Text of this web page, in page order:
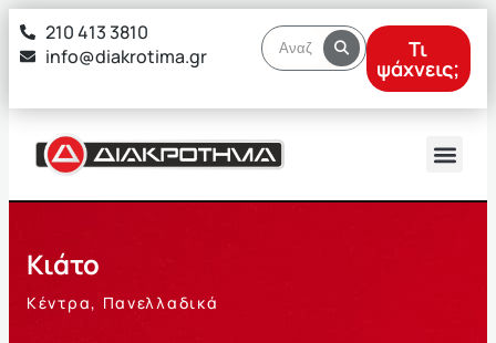
στο
περιεχόμενο
210 413 3810
info@diakrotima.gr
Τι
ψάχνεις;
Κιάτο
Κέντρα, Πανελλαδικά